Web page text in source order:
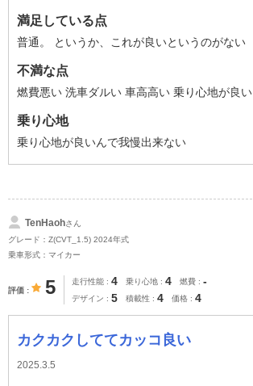
満足している点
普通。 というか、これが良いというのがない
不満な点
燃費悪い 洗車ダルい 車高高い 乗り心地が良い
乗り心地
乗り心地が良いんで我慢出来ない
TenHaohさん
グレード：Z(CVT_1.5) 2024年式
乗車形式：マイカー
評価 5 走行性能 4 乗り心地 4 燃費 -
デザイン 5 積載性 4 価格 4
カクカクしててカッコ良い
2025.3.5